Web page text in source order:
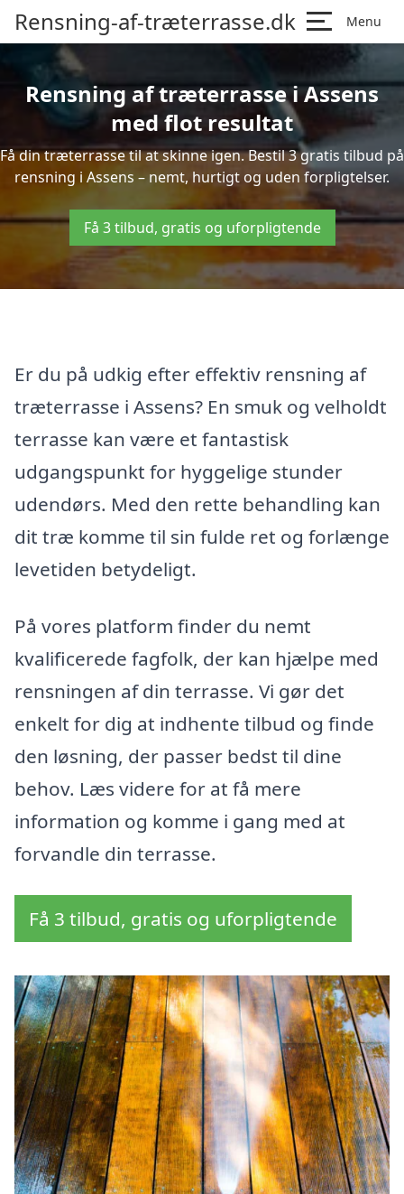
Rensning-af-træterrasse.dk Menu
Rensning af træterrasse i Assens
med flot resultat
Få din træterrasse til at skinne igen. Bestil 3 gratis tilbud på
rensning i Assens – nemt, hurtigt og uden forpligtelser.
Få 3 tilbud, gratis og uforpligtende
Er du på udkig efter effektiv rensning af
træterrasse i Assens? En smuk og velholdt
terrasse kan være et fantastisk
udgangspunkt for hyggelige stunder
udendørs. Med den rette behandling kan
dit træ komme til sin fulde ret og forlænge
levetiden betydeligt.
På vores platform finder du nemt
kvalificerede fagfolk, der kan hjælpe med
rensningen af din terrasse. Vi gør det
enkelt for dig at indhente tilbud og finde
den løsning, der passer bedst til dine
behov. Læs videre for at få mere
information og komme i gang med at
forvandle din terrasse.
Få 3 tilbud, gratis og uforpligtende